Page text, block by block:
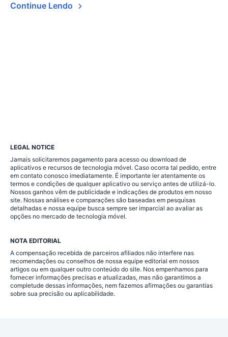
Continue Lendo
LEGAL NOTICE
Jamais solicitaremos pagamento para acesso ou download de
aplicativos e recursos de tecnologia móvel. Caso ocorra tal pedido, entre
em contato conosco imediatamente. É importante ler atentamente os
termos e condições de qualquer aplicativo ou serviço antes de utilizá-lo.
Nossos ganhos vêm de publicidade e indicações de produtos em nosso
site. Nossas análises e comparações são baseadas em pesquisas
detalhadas e nossa equipe busca sempre ser imparcial ao avaliar as
opções no mercado de tecnologia móvel.
NOTA EDITORIAL
A compensação recebida de parceiros afiliados não interfere nas
recomendações ou conselhos de nossa equipe editorial em nossos
artigos ou em qualquer outro conteúdo do site. Nos empenhamos para
fornecer informações precisas e atualizadas, mas não garantimos a
completude dessas informações, nem fazemos afirmações ou garantias
sobre sua precisão ou aplicabilidade.